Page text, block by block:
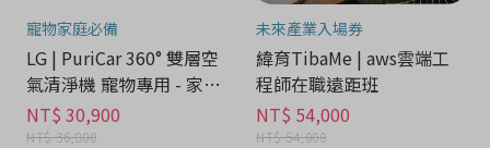
寵物家庭必備
LG | PuriCar 360° 雙層空
氣清淨機 寵物專用 - 家電
分期
NT$ 30,900
NT$ 36,800
未來產業入場券
緯育TibaMe | aws雲端工
程師在職遠距班
NT$ 54,000
NT$ 54,000